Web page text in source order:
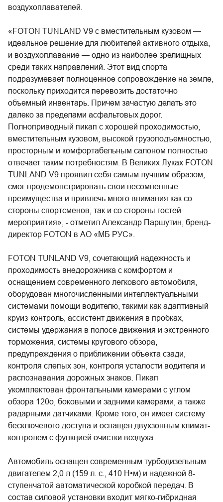
воздухоплавателей.
«FOTON TUNLAND V9 с вместительным кузовом —
идеальное решение для любителей активного отдыха,
и воздухоплавание — одно из наиболее зрелищных
среди таких направлений. Этот вид спорта
подразумевает полноценное сопровождение на земле,
поскольку приходится перевозить достаточно
объемный инвентарь. Причем зачастую делать это
далеко за пределами асфальтовых дорог.
Полноприводный пикап с хорошей проходимостью,
вместительным кузовом, высокой грузоподъемностью,
просторным и комфортабельным салоном полностью
отвечает таким потребностям. В Великих Луках FOTON
TUNLAND V9 проявил себя самым лучшим образом,
смог продемонстрировать свои несомненные
преимущества и привлечь много внимания как со
стороны спортсменов, так и со стороны гостей
мероприятия», - отметил Александр Паршутин, бренд-
директор FOTON в АО «МБ РУС».
FOTON TUNLAND V9, сочетающий надежность и
проходимость внедорожника с комфортом и
оснащением современного легкового автомобиля,
оборудован многочисленными интеллектуальными
системами помощи водителю, такими как адаптивный
круиз-контроль, ассистент движения в пробках,
системы удержания в полосе движения и экстренного
торможения, системы кругового обзора,
предупреждения о приближении объекта сзади,
контроля слепых зон, контроля усталости водителя и
распознавания дорожных знаков. Пикап
укомплектован фронтальными камерами с углом
обзора 120о, боковыми и задними камерами, а также
радарными датчиками. Кроме того, он имеет систему
бесключевого доступа и оснащен двухзонным климат-
контролем с функцией очистки воздуха.
Автомобиль оснащен современным турбодизельным
двигателем 2,0 л (159 л. с., 410 Н•м) и надежной 8-
ступенчатой автоматической коробкой передач. В
состав силовой установки входит мягко-гибридная